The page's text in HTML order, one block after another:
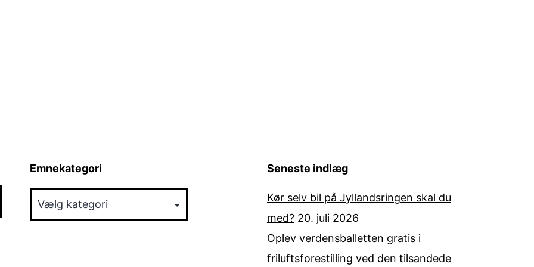
Emnekategori Seneste indlæg
Kør selv bil på Jyllandsringen skal du
med? 20. juli 2026
Oplev verdensballetten gratis i
friluftsforestilling ved den tilsandede